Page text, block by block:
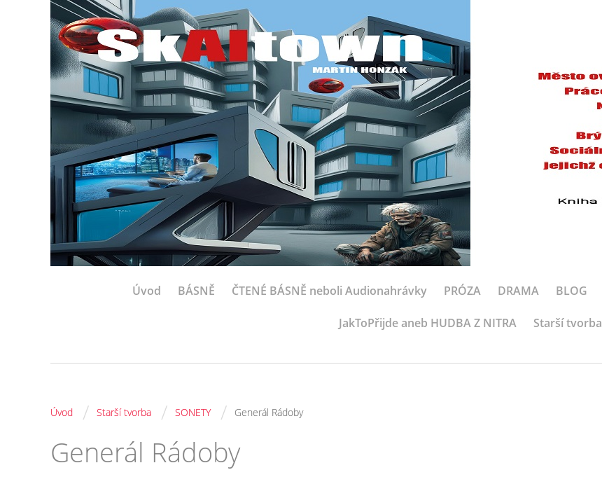
Úvod BÁSNĚ ČTENÉ BÁSNĚ neboli Audionahrávky PRÓZA DRAMA BLOG
JakToPřijde aneb HUDBA Z NITRA Starší tvorba
Úvod / Starší tvorba / SONETY / Generál Rádoby
Generál Rádoby